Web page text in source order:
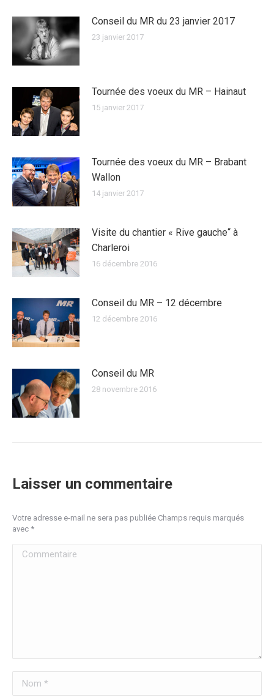
Conseil du MR du 23 janvier 2017
23 janvier 2017
Tournée des voeux du MR – Hainaut
15 janvier 2017
Tournée des voeux du MR – Brabant
Wallon
14 janvier 2017
Visite du chantier « Rive gauche“ à
Charleroi
16 décembre 2016
Conseil du MR – 12 décembre
12 décembre 2016
Conseil du MR
28 novembre 2016
Laisser un commentaire
Votre adresse e-mail ne sera pas publiée Champs requis marqués
avec *
Commentaire
Nom *